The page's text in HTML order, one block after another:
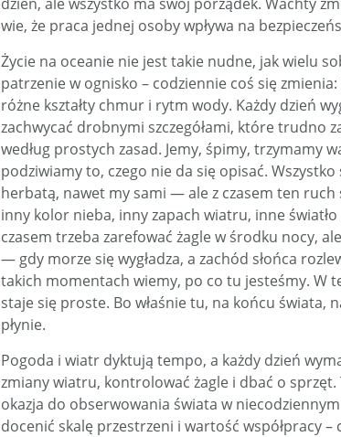
wie, że praca jednej osoby wpływa na
Życie na oceanie nie jest takie nudne, jak wielu
patrzenie w ognisko – codziennie coś się
różne kształty chmur i rytm wody. Każdy dzień
zachwycać drobnymi szczegółami, które trudno
według prostych zasad. Jemy, śpimy, trzymamy
podziwiamy to, czego nie da się opisać. Wszystko
herbatą, nawet my sami — ale z czasem ten
inny kolor nieba, inny zapach wiatru, inne
czasem trzeba zarefować żagle w środku nocy,
— gdy morze się wygładza, a zachód słońca
takich momentach wiemy, po co tu jesteśmy. W
staje się proste. Bo właśnie tu, na końcu świata,
płynie.
Pogoda i wiatr dyktują tempo, a każdy dzień
zmiany wiatru, kontrolować żagle i dbać o
okazja do obserwowania świata w
docenić skalę przestrzeni i wartość współpracy –